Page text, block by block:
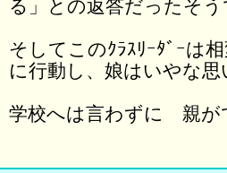
る」との返答だったそ
そしてこのｸﾗｽﾘｰﾀﾞｰは
に行動し、娘はいやな
学校へは言わずに 親